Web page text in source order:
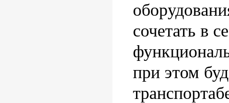
сочетать в
при этом